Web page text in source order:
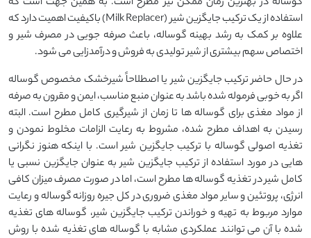
استفاده از یک ترکیب جایگزین شیر (Milk Replacer) باکیفیت اهمیت دارد که
علاوه بر کمک به رشد بهینه گوساله، باعث صرفه جویی در مصرف شیر و
اختصاص سهم بیشتری از شیر تولیدی به فروش و درآمدزایی می شود.
در حال حاضر ترکیب جایگزین شیر یا اصطلاحاً شیرخشک مخصوص گوساله
اگر به خوبی فرموله شده باشد به عنوان منبع مناسب، ایمن و مقرون به صرفه
از مواد مغذی برای گوساله ها تا زمان از شیرگیری کامل مطرح است. البته
رسیدن به اهداف مطرح شده، مشروط به رعایت الزامات مخلوط نمودن و
تغذیه اصولی گوساله با ترکیب جایگزین شیر است. با اینکه هنوز نگرانی
هایی در مورد استفاده از ترکیب جایگزین شیر به عنوان جایگزین نسبی یا
کامل شیر در تغذیه گوساله ها مطرح است، اما در صورت مصرف میزان کافی
انرژی، پروتئین و سایر مواد مغذی ضروری در کل جیره روزانه گوساله و رعایت
موارد مربوط به تهیه و خوراندن ترکیب جایگزین شیر، گوساله های تغذیه
شده با آن می توانند عملکردی مشابه با گوساله های تغذیه شده با روش